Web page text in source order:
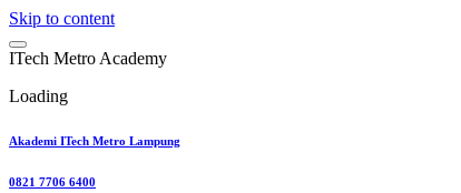
Skip to content
ITech Metro Academy
Loading
Akademi ITech Metro Lampung
0821 7706 6400